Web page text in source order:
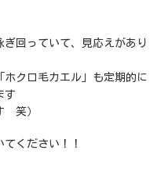
回っていて、見応えがあり
クロ毛カエル」も定期的に
す
笑）
ください！！